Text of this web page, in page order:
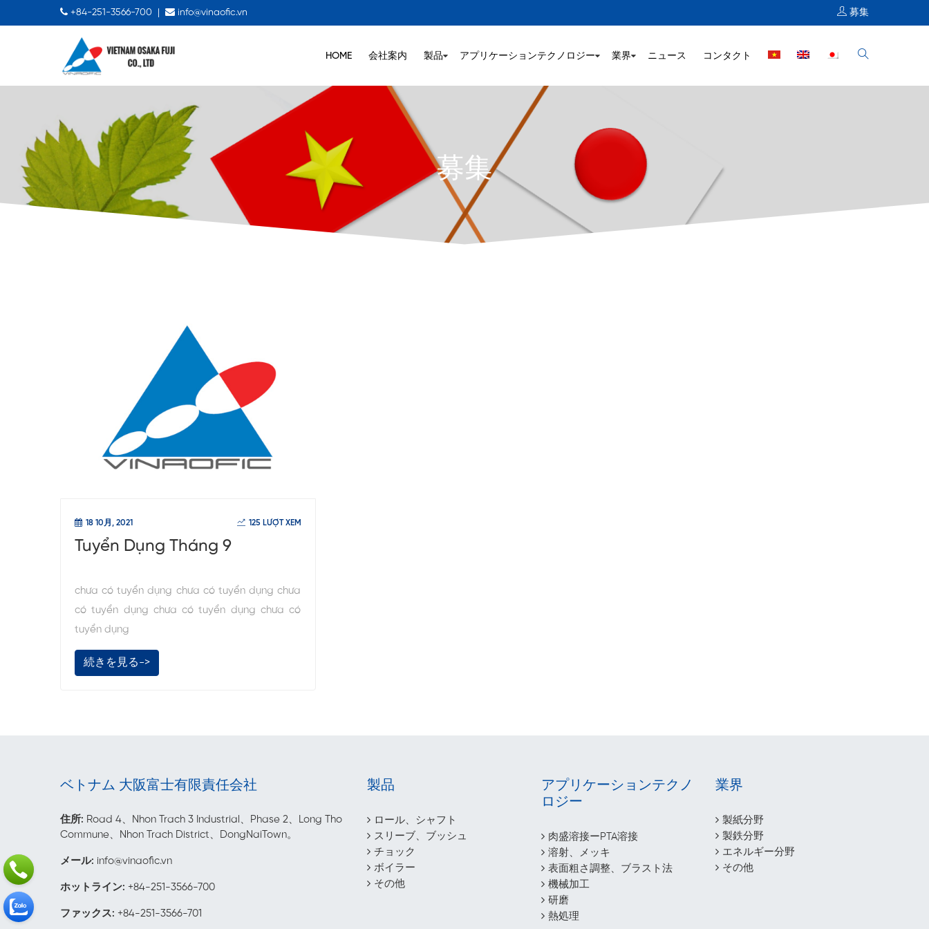
+84-251-3566-700 info@vinaofic.vn 募集
HOME 会社案内 製品 アプリケーションテクノロジー 業界 ニュース コンタクト
募集
18 10月, 2021 125 LƯỢT XEM
Tuyển Dụng Tháng 9
chưa có tuyển dụng chưa có tuyển dụng chưa
có tuyển dụng chưa có tuyển dụng chưa có
tuyển dụng
続きを見る->
ベトナム 大阪富士有限責任会社
住所: Road 4、Nhon Trach 3 Industrial、Phase 2、Long Tho
Commune、Nhon Trach District、DongNaiTown。
メール: info@vinaofic.vn
ホットライン: +84-251-3566-700
ファックス: +84-251-3566-701
製品
ロール、シャフト
スリーブ、ブッシュ
チョック
ボイラー
その他
アプリケーションテクノ
ロジー
肉盛溶接ーPTA溶接
溶射、メッキ
表面粗さ調整、ブラスト法
機械加工
研磨
熱処理
業界
製紙分野
製鉄分野
エネルギー分野
その他